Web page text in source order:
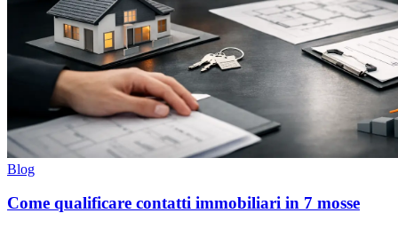
Blog
Come qualificare contatti immobiliari in 7 mosse